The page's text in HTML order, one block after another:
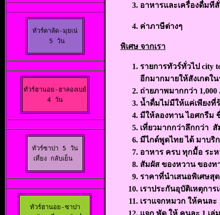
ทัวร์ดาลัด-มุยเน่
5 วัน
ทัวร์ฮานอย-ฮาลองเบย์
4 วัน
ทัวร์ซาปา 5 วัน
เที่ยง กลับเย็น
ทัวร์ฮานอย-ซาปา
อาหารและเครื่องดื่มที
ค่าภาษีต่างๆ
พิเศษ จากเรา
รายการทัวร์ทั่วไป city
อีกมากมายให้สังเกตใน
ถ่ายภาพมากกว่า
น้ำดื่มไม่มีให้แค่เพียงที่
มีให้ลองทาน ไอศกรีม
เที่ยวมากกว่าลึกกว่า
มีไกด์พูดไทย ได้ มาบริ
อาหาร ครบ ทุกมื้อ ระห
สัมผัส ของหวาน ของ
ราคาที่นำเสนอพิเศษ
เราประกันอุบัติเหตุการ
เราแจกหมวก ให้คนละ
แจก พัด ให้ คนละ 1 เล่ม